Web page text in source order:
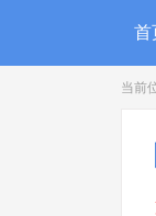
首
当前